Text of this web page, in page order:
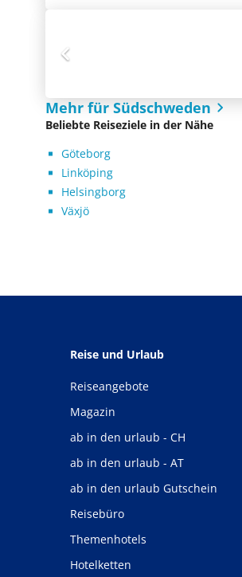
Mehr für Südschweden
Beliebte Reiseziele in der Nähe
Göteborg
Linköping
Helsingborg
Växjö
Reise und Urlaub
Reiseangebote
Magazin
ab in den urlaub - CH
ab in den urlaub - AT
ab in den urlaub Gutschein
Reisebüro
Themenhotels
Hotelketten